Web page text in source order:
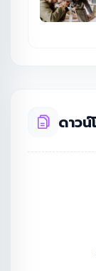
ดาว